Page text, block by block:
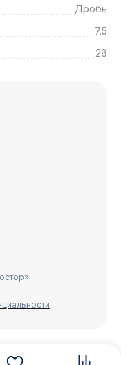
Дробь
7.5
28